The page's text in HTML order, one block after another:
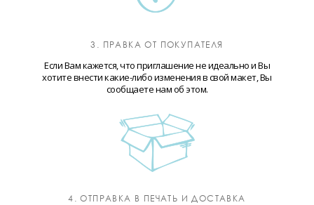
3. ПРАВКА ОТ ПОКУПАТЕЛЯ
Если Вам кажется, что приглашение не идеально и Вы
хотите внести какие-либо изменения в свой макет, Вы
сообщаете нам об этом.
4. ОТПРАВКА В ПЕЧАТЬ И ДОСТАВКА